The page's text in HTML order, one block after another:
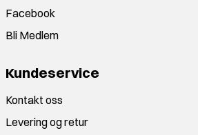
Facebook
Bli Medlem
Kundeservice
Kontakt oss
Levering og retur